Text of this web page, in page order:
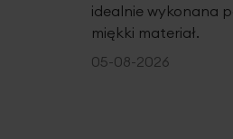
idealnie wykonana
miękki materiał.
05-08-2026